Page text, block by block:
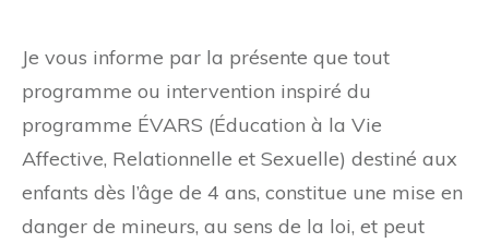
Je vous informe par la présente que tout
programme ou intervention inspiré du
programme ÉVARS (Éducation à la Vie
Affective, Relationnelle et Sexuelle) destiné aux
enfants dès l’âge de 4 ans, constitue une mise en
danger de mineurs, au sens de la loi, et peut